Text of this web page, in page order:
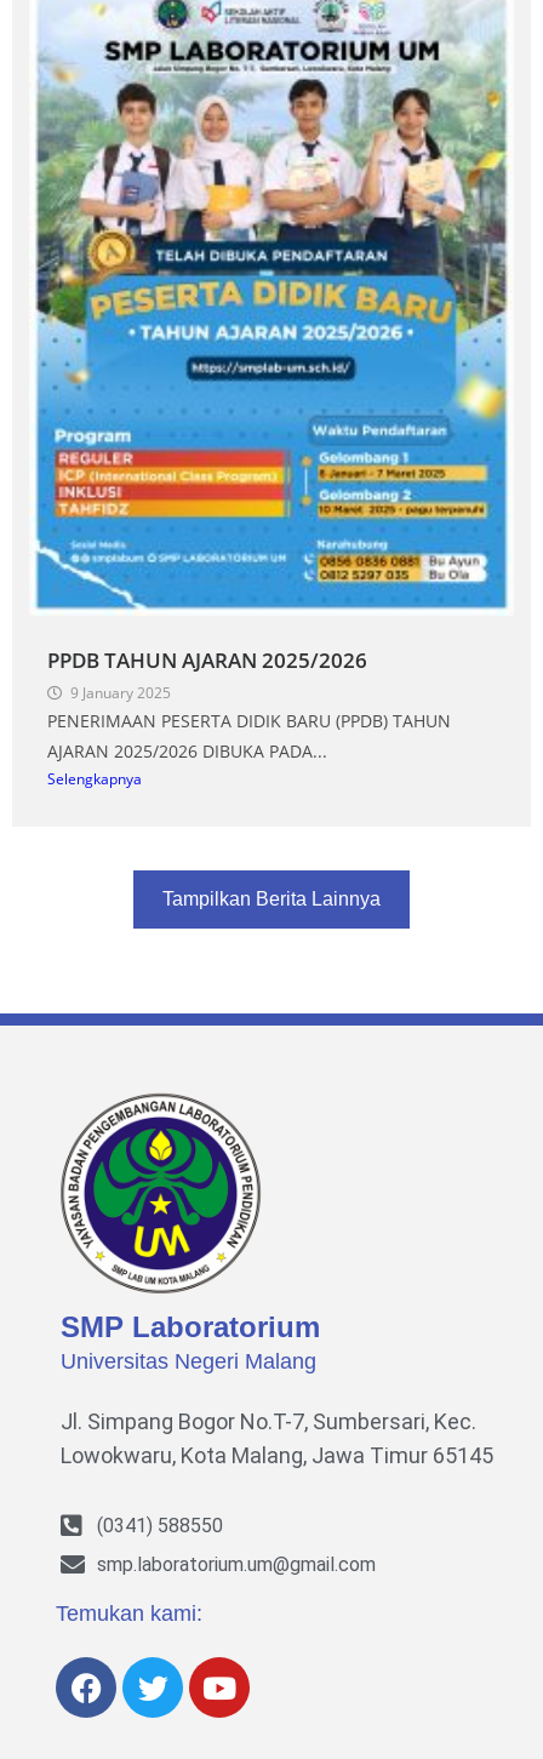
PPDB TAHUN AJARAN 2025/2026
9 January 2025
PENERIMAAN PESERTA DIDIK BARU (PPDB) TAHUN
AJARAN 2025/2026 DIBUKA PADA...
Selengkapnya
Tampilkan Berita Lainnya
SMP Laboratorium
Universitas Negeri Malang
Jl. Simpang Bogor No.T-7, Sumbersari, Kec.
Lowokwaru, Kota Malang, Jawa Timur 65145
(0341) 588550
smp.laboratorium.um@gmail.com
Temukan kami: